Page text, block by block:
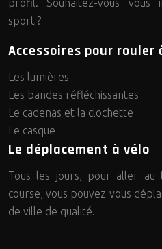
profil. Souhaitez-vous vous
sport ?
Accessoires pour rouler
Les lumières
Les bandes réfléchissantes
Le cadenas et la clochette
Le casque
Le déplacement à vélo
Tous les jours, pour aller
course, vous pouvez vous
de ville de qualité.